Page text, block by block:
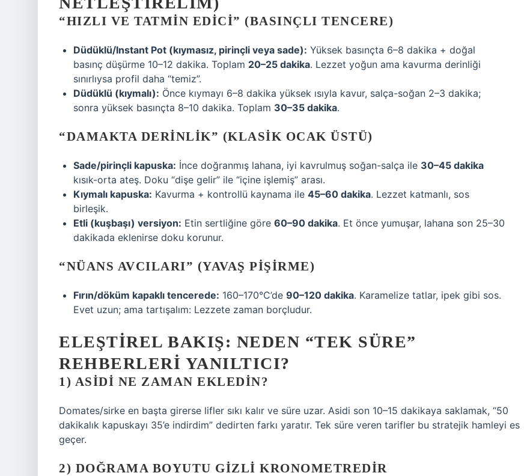
“HIZLI VE TATMIN EDICI” (BASINÇLI TENCERE)
Düdüklü/Instant Pot (kıymasız, pirinçli veya sade): Yüksek basınçta 6–8 dakika + doğal
basınç düşürme 10–12 dakika. Toplam 20–25 dakika. Lezzet yoğun ama kavurma derinliği
sınırlıysa profil daha “temiz”.
Düdüklü (kıymalı): Önce kıymayı 6–8 dakika yüksek ısıyla kavur, salça-soğan 2–3 dakika;
sonra yüksek basınçta 8–10 dakika. Toplam 30–35 dakika.
“DAMAKTA DERINLIK” (KLASIK OCAK ÜSTÜ)
Sade/pirinçli kapuska: İnce doğranmış lahana, iyi kavrulmuş soğan-salça ile 30–45 dakika
kısık-orta ateş. Doku “dişe gelir” ile “içine işlemiş” arası.
Kıymalı kapuska: Kavurma + kontrollü kaynama ile 45–60 dakika. Lezzet katmanlı, sos
birleşik.
Etli (kuşbaşı) versiyon: Etin sertliğine göre 60–90 dakika. Et önce yumuşar, lahana son 25–30
dakikada eklenirse doku korunur.
“NÜANS AVCILARI” (YAVAŞ PIŞIRME)
Fırın/döküm kapaklı tencerede: 160–170°C’de 90–120 dakika. Karamelize tatlar, ipek gibi sos.
Evet uzun; ama tartışalım: Lezzete zaman borçludur.
ELEŞTIREL BAKIŞ: NEDEN “TEK SÜRE”
REHBERLERI YANILTICI?
1) ASIDI NE ZAMAN EKLEDIN?
Domates/sirke en başta girerse lifler sıkı kalır ve süre uzar. Asidi son 10–15 dakikaya saklamak, “50
dakikalık kapuskayı 35’e indirdim” dedirten farkı yaratır. Tek süre veren tarifler bu stratejik hamleyi es
geçer.
2) DOĞRAMA BOYUTU GIZLI KRONOMETREDIR